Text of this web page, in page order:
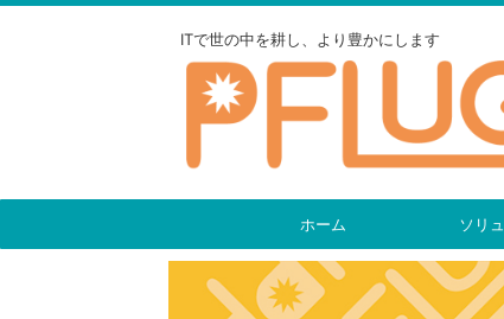
ITで世の中を耕し、より豊かにします
ホーム ソリ